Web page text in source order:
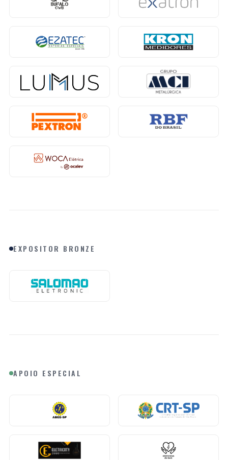
EXPOSITOR BRONZE
APOIO ESPECIAL